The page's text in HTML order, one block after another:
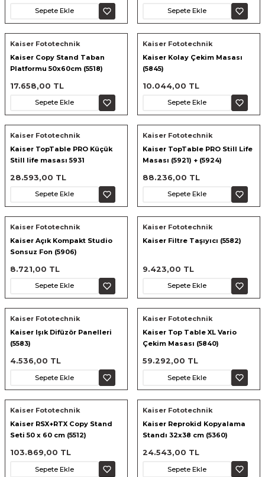
Sepete Ekle Sepete Ekle
Kaiser Fototechnik
Kaiser Copy Stand Taban
Platformu 50x60cm (5518)
17.658,00 TL
Sepete Ekle
Kaiser Fototechnik
Kaiser Kolay Çekim Masası
(5845)
10.044,00 TL
Sepete Ekle
Kaiser Fototechnik
Kaiser TopTable PRO Küçük
Still life masası 5931
28.593,00 TL
Sepete Ekle
Kaiser Fototechnik
Kaiser TopTable PRO Still Life
Masası (5921) + (5924)
88.236,00 TL
Sepete Ekle
Kaiser Fototechnik
Kaiser Açık Kompakt Studio
Sonsuz Fon (5906)
8.721,00 TL
Sepete Ekle
Kaiser Fototechnik
Kaiser Filtre Taşıyıcı (5582)
9.423,00 TL
Sepete Ekle
Kaiser Fototechnik
Kaiser Işık Difüzör Panelleri
(5583)
4.536,00 TL
Sepete Ekle
Kaiser Fototechnik
Kaiser Top Table XL Vario
Çekim Masası (5840)
59.292,00 TL
Sepete Ekle
Kaiser Fototechnik
Kaiser RSX+RTX Copy Stand
Seti 50 x 60 cm (5512)
103.869,00 TL
Sepete Ekle
Kaiser Fototechnik
Kaiser Reprokid Kopyalama
Standı 32x38 cm (5360)
24.543,00 TL
Sepete Ekle